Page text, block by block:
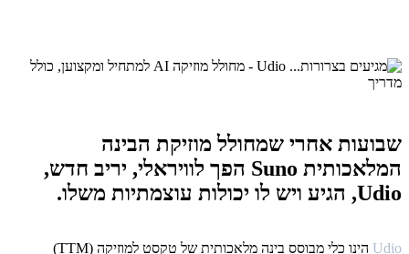
שבועות אחרי שמחולל מוזיקת ​​הבינה
המלאכותית Suno הפך לוויראלי, יריב חדש,
Udio, הגיע ויש לו יכולות עוצמתיות משלו.
Udio
הינו כלי מבוסס בינה מלאכותית של טקסט למוזיקה (TTM)